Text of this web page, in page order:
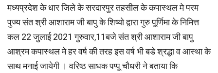
मध्यप्रदेश के धार जिले के सरदारपुर तहसील के कपास्थल मे परम
पुज्य संत श्री आशाराम जी बापु के शिष्यो द्वारा गुरु पूर्णिमा के निमित्त
कल 22 जुलाई 2021 गुरुवार,11बजे संत श्री आशाराम जी बापु
आश्रम कपास्थल मे हर वर्ष की तरह इस वर्ष भी बडे श्रद्धा व आस्था के
साथ मनाई जायेगी । वरिष्ठ साधक पप्पू चौधरी ने बताया कि